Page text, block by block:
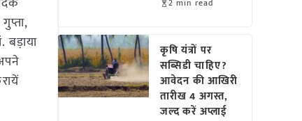
बड़ाया
2 min read
कृषि यंत्रों पर
सब्सिडी चाहिए?
आवेदन की आखिरी
तारीख 4 अगस्त,
जल्द करें अप्लाई